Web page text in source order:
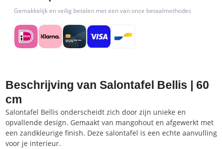
Gemakkelijk en veilig betalen met een van onze betaalmethodes
Beschrijving van Salontafel Bellis | 60
cm
Salontafel Bellis onderscheidt zich door zijn unieke en
opvallende design. Gemaakt van mangohout en afgewerkt met
een zandkleurige finish. Deze salontafel is een echte aanvulling
voor je interieur.